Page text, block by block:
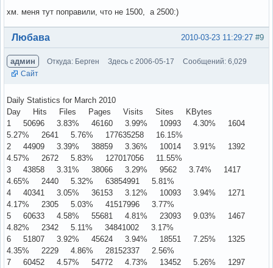
хм. меня тут поправили, что не 1500, а 2500:)
Вне форума #9
2010-03-23 11:29:27
Любава
админ Откуда: Берген Здесь с 2006-05-17
Сообщений: 6,029
Сайт
Daily Statistics for March 2010
Day Hits Files Pages Visits Sites KBytes
1 50696 3.83% 46160 3.99% 10993 4.30% 1604
5.27% 2641 5.76% 177635258 16.15%
2 44909 3.39% 38859 3.36% 10014 3.91% 1392
4.57% 2672 5.83% 127017056 11.55%
3 43858 3.31% 38066 3.29% 9562 3.74% 1417
4.65% 2440 5.32% 63854991 5.81%
4 40341 3.05% 36153 3.12% 10093 3.94% 1271
4.17% 2305 5.03% 41517996 3.77%
5 60633 4.58% 55681 4.81% 23093 9.03% 1467
4.82% 2342 5.11% 34841002 3.17%
6 51807 3.92% 45624 3.94% 18551 7.25% 1325
4.35% 2229 4.86% 28152337 2.56%
7 60452 4.57% 54772 4.73% 13452 5.26% 1297